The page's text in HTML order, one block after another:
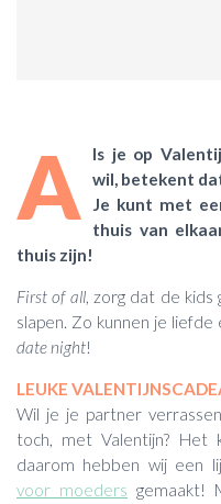
A
ls je op
wil, betekent
Je kunt met
thuis van
thuis zijn!
First of all, zorg dat de kids
slapen. Zo kunnen je
date night!
LEUKE
Wil je je partner
toch, met Valentijn? Het
daarom hebben wij een
voor moeders gemaakt!